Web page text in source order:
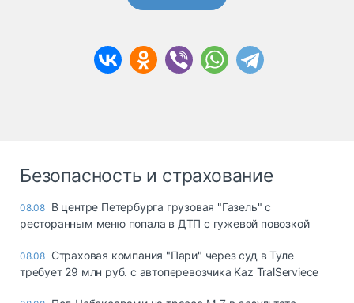
Безопасность и страхование
08.08 В центре Петербурга грузовая "Газель" с
ресторанным меню попала в ДТП с гужевой повозкой
08.08 Страховая компания "Пари" через суд в Туле
требует 29 млн руб. с автоперевозчика Kaz TralServiece